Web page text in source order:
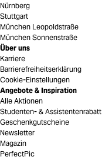
Nürnberg
Stuttgart
München Leopoldstraße
München Sonnenstraße
Über uns
Karriere
Barrierefreiheitserklärung
Cookie-Einstellungen
Angebote & Inspiration
Alle Aktionen
Studenten- & Assistentenrabatt
Geschenkgutscheine
Newsletter
Magazin
PerfectPic